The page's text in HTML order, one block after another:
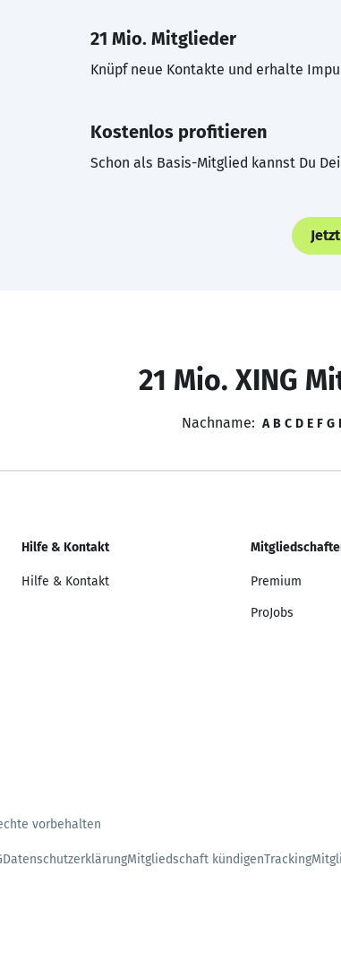
21 Mio. Mitglieder
Knüpf neue Kontakte und erhalte
Kostenlos profitieren
Schon als Basis-Mitglied kannst Du
21 Mio. XING
Nachname: A B C D E F G
Hilfe & Kontakt
Hilfe & Kontakt Premium
ProJobs
vorbehalten
DatenschutzerklärungMitgliedschaft kündigenTracking